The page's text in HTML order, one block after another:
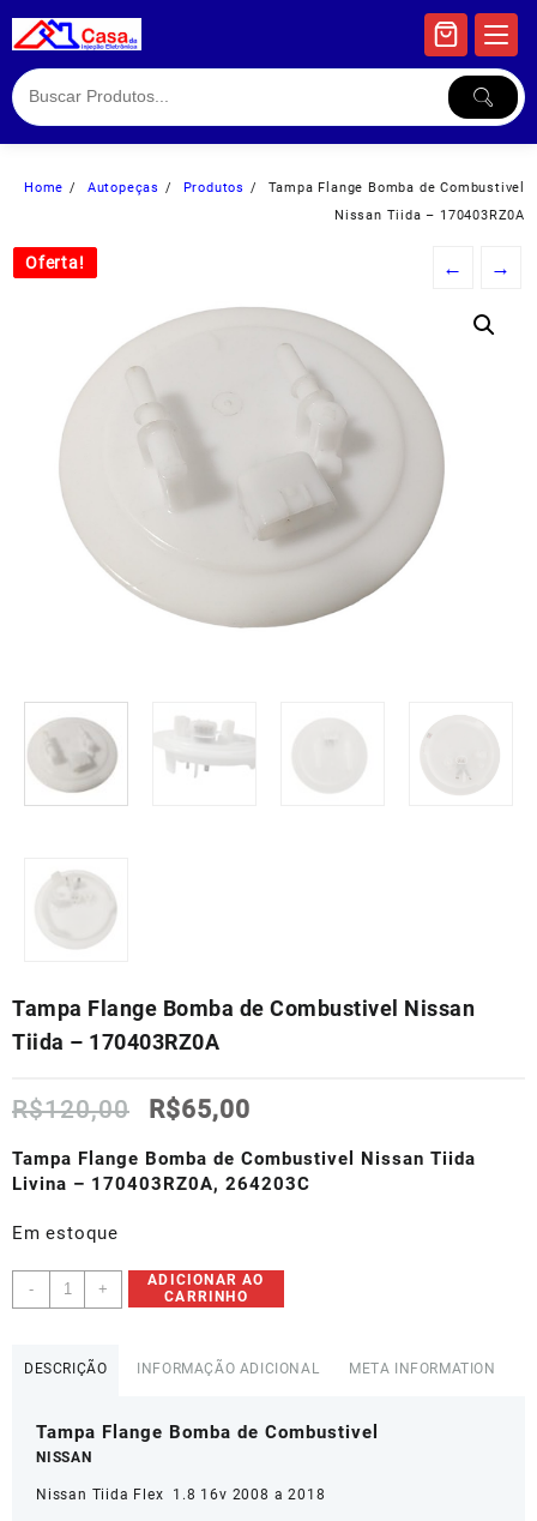
to
Home Autopeças Produtos
Tampa Flange Bomba de Combustivel
Nissan Tiida – 170403RZ0A
Oferta! ← →
Tampa Flange Bomba de Combustivel Nissan
Tiida – 170403RZ0A
R$120,00
O
original
era:
R$65,00
atual
é:
Tampa Flange Bomba de Combustivel Nissan Tiida
Livina – 170403RZ0A, 264203C
Em estoque
-
Tampa
Flange
de
Combustivel
Tiida
-
170403RZ0A
+
ADICIONAR AO
CARRINHO
DESCRIÇÃO INFORMAÇÃO ADICIONAL META INFORMATION
Tampa Flange Bomba de Combustivel
NISSAN
Nissan Tiida Flex 1.8 16v 2008 a 2018
Oferta!